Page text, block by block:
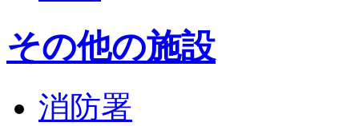
その他の施設
消防署